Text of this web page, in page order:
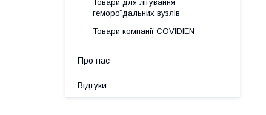
Товари для лігування
гемороїдальних вузлів
Товари компанії COVIDIEN
Про нас
Відгуки